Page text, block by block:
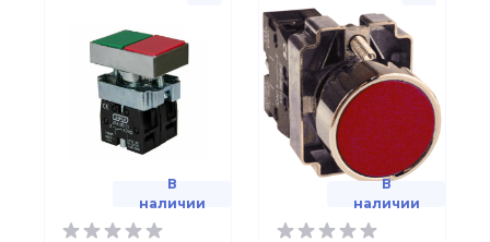
В
наличии
В
наличии